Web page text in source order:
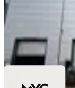
MYG YATIRIM
Ara